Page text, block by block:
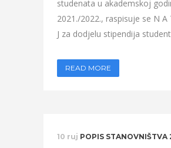
studenata u akademskoj
2021./2022., raspisuje se N A
J za dodjelu stipendija
READ MORE
10 ruj POPIS STANOVNIŠTVA